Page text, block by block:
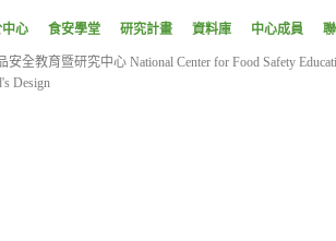
中心 食安學堂 研究計畫 資料庫 中心成員
全教育暨研究中心 National Center for Food Safety
Design